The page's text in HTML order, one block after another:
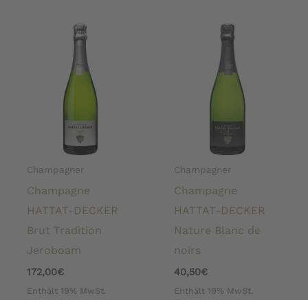
Champagner
Champagne
HATTAT-DECKER
Brut Tradition
Jeroboam
172,00€
Enthält 19% MwSt.
Champagner
Champagne
HATTAT-DECKER
Nature Blanc de
noirs
40,50€
Enthält 19% MwSt.